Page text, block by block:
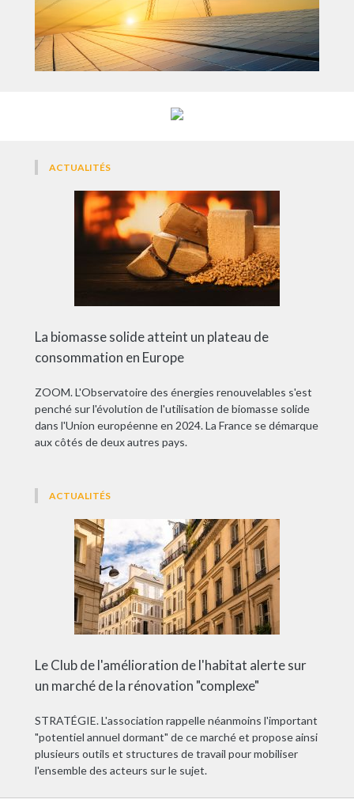
ACTUALITÉS
La biomasse solide atteint un plateau de
consommation en Europe
ZOOM. L'Observatoire des énergies renouvelables s'est
penché sur l'évolution de l'utilisation de biomasse solide
dans l'Union européenne en 2024. La France se démarque
aux côtés de deux autres pays.
ACTUALITÉS
Le Club de l'amélioration de l'habitat alerte sur
un marché de la rénovation "complexe"
STRATÉGIE. L'association rappelle néanmoins l'important
"potentiel annuel dormant" de ce marché et propose ainsi
plusieurs outils et structures de travail pour mobiliser
l'ensemble des acteurs sur le sujet.